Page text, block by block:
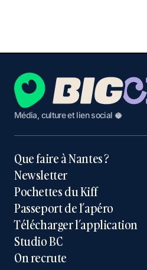
Média, culture et lien social 🥥
Que faire à Nantes ?
Newsletter
Pochettes du Kiff
Passeport de l’apéro
Télécharger l’application
Studio BC
On recrute